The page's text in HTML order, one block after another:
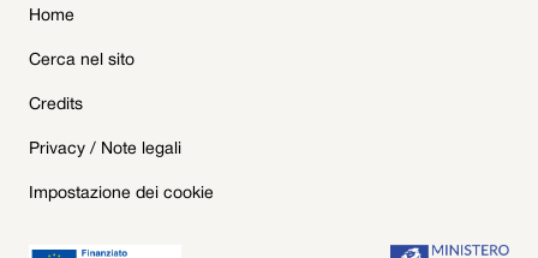
Home
Cerca nel sito
Credits
Privacy / Note legali
Impostazione dei cookie